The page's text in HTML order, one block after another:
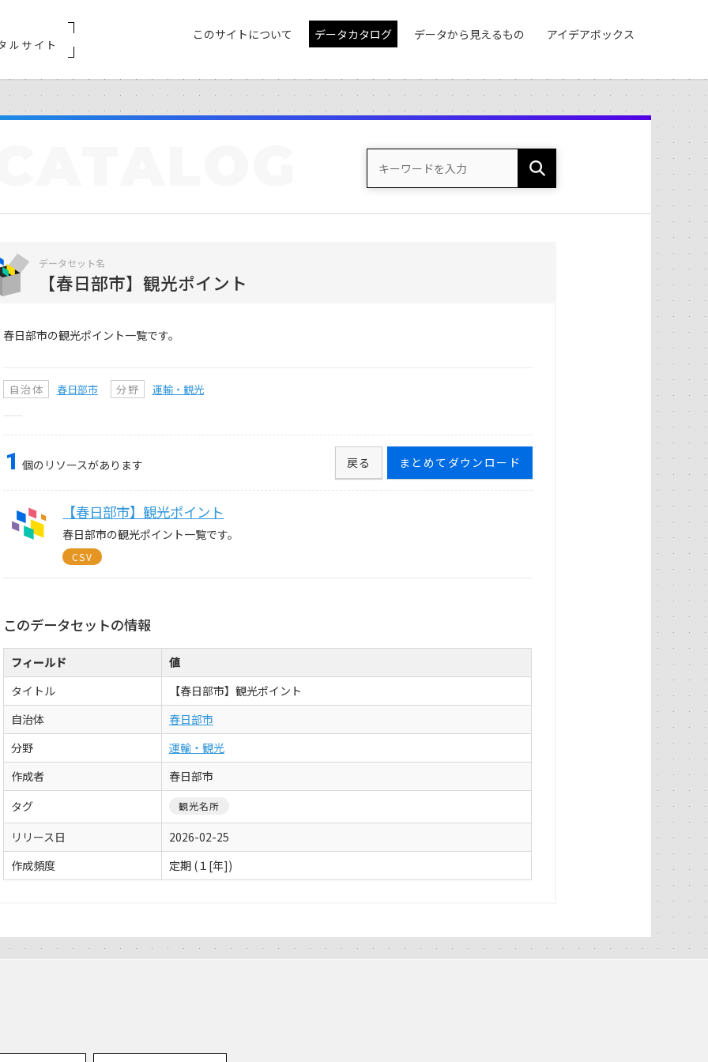
ルサイト
このサイトについて データカタログ データから見えるもの アイデアボックス
データセット名
【春日部市】観光ポイント
春日部市の観光ポイント一覧です。
自治体 春日部市 分野 運輸・観光
1 個のリソースがあります まとめてダウンロード
戻る
【春日部市】観光ポイント
春日部市の観光ポイント一覧です。
CSV
このデータセットの情報
フィールド
値
タイトル
【春日部市】観光ポイント
自治体
春日部市
分野
運輸・観光
作成者
春日部市
タグ
観光名所
リリース日
2026-02-25
作成頻度
定期 (１[年])